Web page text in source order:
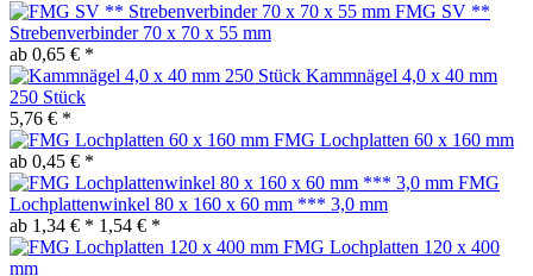
FMG SV **
Strebenverbinder 70 x 70 x 55 mm
ab 0,65 € *
Kammnägel 4,0 x 40 mm
250 Stück
5,76 € *
FMG Lochplatten 60 x 160 mm
ab 0,45 € *
FMG
Lochplattenwinkel 80 x 160 x 60 mm *** 3,0 mm
ab 1,34 € * 1,54 € *
FMG Lochplatten 120 x 400
mm